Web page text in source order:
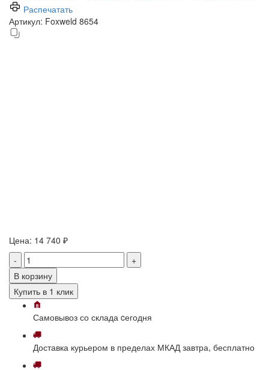
Распечатать
Артикул: Foxweld 8654
Цена: 14 740 ₽
-
+
В корзину
Купить в 1 клик
Самовывоз со склада cегодня
Доставка курьером в пределах МКАД завтра, бесплатно